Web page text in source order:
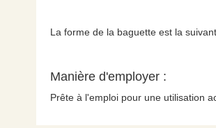
La forme de la baguette est la
Manière d'employer :
Prête à l'emploi pour une utilisation